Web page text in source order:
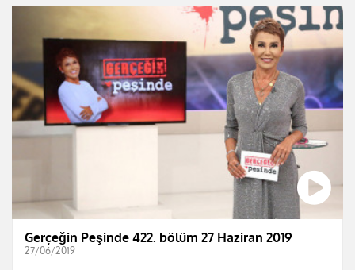
Gerçeğin Peşinde 422. bölüm 27 Haziran 2019
27/06/2019